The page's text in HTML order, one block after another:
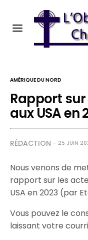
AMÉRIQUE DU NORD
Rapport
aux USA en
RÉDACTION 25 JUIN
Nous venons de
rapport sur les
USA en 2023 (par
Vous pouvez le
laissant votre